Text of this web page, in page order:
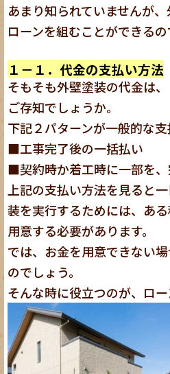
あまり知られていませんが
ローンを組むことができるの
１－１．代金の支払い方法
そもそも外壁塗装の代金は
ご存知でしょうか。
下記２パターンが一般的な支
■工事完了後の一括払い
■契約時か着工時に一部を
上記の支払い方法を見ると
装を実行するためには、あ
用意する必要があります。
では、お金を用意できない
のでしょう。
そんな時に役立つのが、ロー